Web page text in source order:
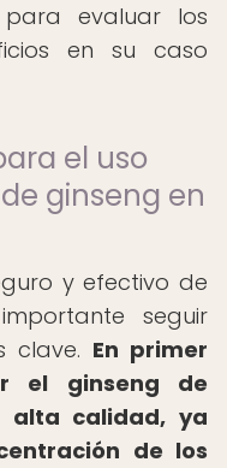
evaluar los
en su caso
el uso
ginseng en
y efectivo de
seguir
clave. En primer
el ginseng de
alta calidad, ya
de los